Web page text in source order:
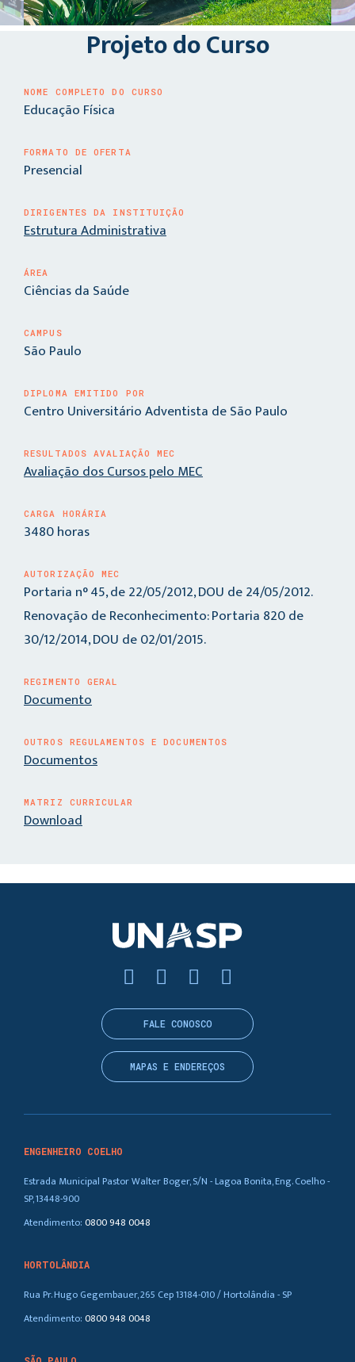
Projeto do Curso
NOME COMPLETO DO CURSO
Educação Física
FORMATO DE OFERTA
Presencial
DIRIGENTES DA INSTITUIÇÃO
Estrutura Administrativa
ÁREA
Ciências da Saúde
CAMPUS
São Paulo
DIPLOMA EMITIDO POR
Centro Universitário Adventista de São Paulo
RESULTADOS AVALIAÇÃO MEC
Avaliação dos Cursos pelo MEC
CARGA HORÁRIA
3480 horas
AUTORIZAÇÃO MEC
Portaria n° 45, de 22/05/2012, DOU de 24/05/2012.
Renovação de Reconhecimento: Portaria 820 de
30/12/2014, DOU de 02/01/2015.
REGIMENTO GERAL
Documento
OUTROS REGULAMENTOS E DOCUMENTOS
Documentos
MATRIZ CURRICULAR
Download
ENGENHEIRO COELHO
Estrada Municipal Pastor Walter Boger, S/N - Lagoa Bonita, Eng. Coelho -
SP, 13448-900
Atendimento:0800 948 0048
HORTOLÂNDIA
Rua Pr. Hugo Gegembauer, 265 Cep 13184-010 / Hortolândia - SP
Atendimento:0800 948 0048
FALE CONOSCO
MAPAS E ENDEREÇOS